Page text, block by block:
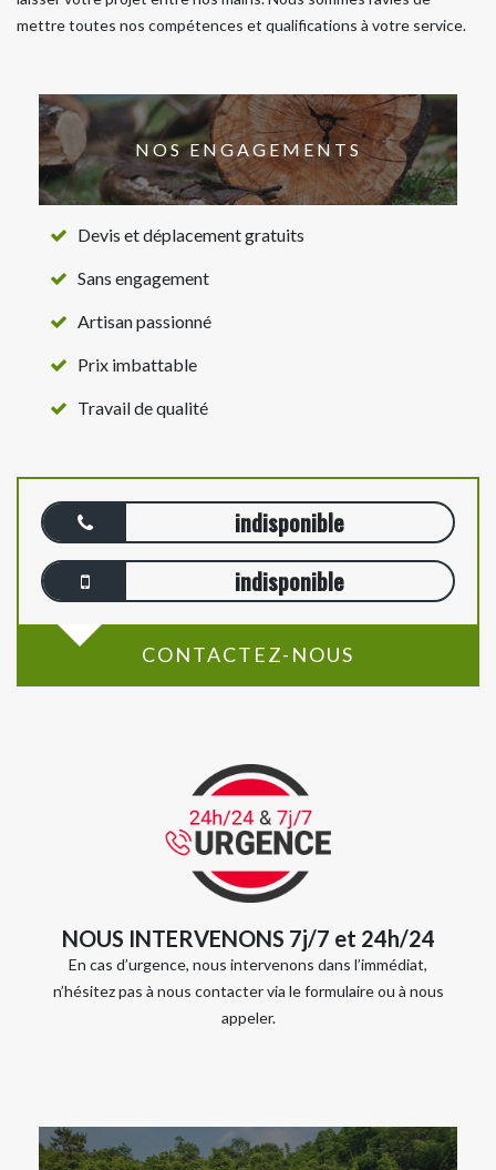
mettre toutes nos compétences et qualifications à votre service.
NOS ENGAGEMENTS
Devis et déplacement gratuits
Sans engagement
Artisan passionné
Prix imbattable
Travail de qualité
indisponible
indisponible
CONTACTEZ-NOUS
NOUS INTERVENONS 7j/7 et 24h/24
En cas d’urgence, nous intervenons dans l’immédiat,
n’hésitez pas à nous contacter via le formulaire ou à nous
appeler.